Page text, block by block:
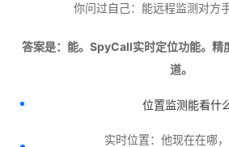
你问过自己：能远程监测对方
答案是：能。SpyCall实时定位功能。精
道。
位置监测能看什
实时位置：他现在在哪